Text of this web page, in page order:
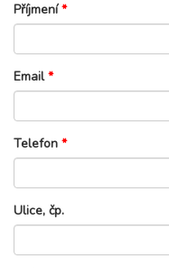
Příjmení*
Email*
Telefon *
Ulice, čp.